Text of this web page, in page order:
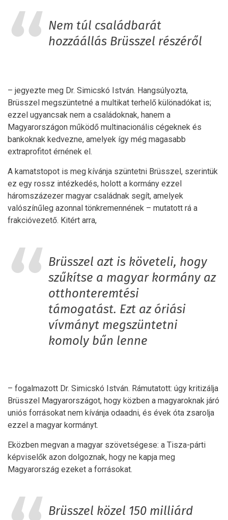
Nem túl családbarát
hozzáállás Brüsszel részéről
– jegyezte meg Dr. Simicskó István. Hangsúlyozta,
Brüsszel megszüntetné a multikat terhelő különadókat is;
ezzel ugyancsak nem a családoknak, hanem a
Magyarországon működő multinacionális cégeknek és
bankoknak kedvezne, amelyek így még magasabb
extraprofitot érnének el.
A kamatstopot is meg kívánja szüntetni Brüsszel, szerintük
ez egy rossz intézkedés, holott a kormány ezzel
háromszázezer magyar családnak segít, amelyek
valószínűleg azonnal tönkremennének – mutatott rá a
frakcióvezető. Kitért arra,
Brüsszel azt is követeli, hogy
szűkítse a magyar kormány az
otthonteremtési
támogatást. Ezt az óriási
vívmányt megszüntetni
komoly bűn lenne
– fogalmazott Dr. Simicskó István. Rámutatott: úgy kritizálja
Brüsszel Magyarországot, hogy közben a magyaroknak járó
uniós forrásokat nem kívánja odaadni, és évek óta zsarolja
ezzel a magyar kormányt.
Eközben megvan a magyar szövetségese: a Tisza-párti
képviselők azon dolgoznak, hogy ne kapja meg
Magyarország ezeket a forrásokat.
Brüsszel közel 150 milliárd